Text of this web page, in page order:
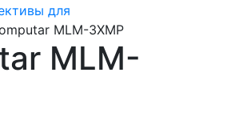
для
MLM-3XMP
MLM-